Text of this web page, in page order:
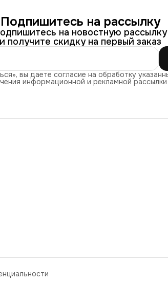
Подпишитесь на рассылку
на новостную рассылку
и получите скидку на первый заказ
вы даете согласие на обработку
информационной и рекламной рассылки